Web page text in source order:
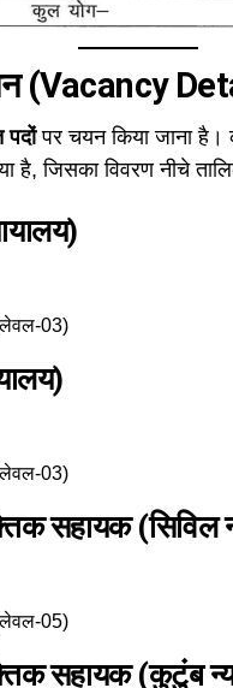
(Vacancy
पदोंपर चयन किया जाना है।
है, जिसका विवरण नीचे
03)
03)
सहायक (सिविल
05)
सहायक (कुटुंब